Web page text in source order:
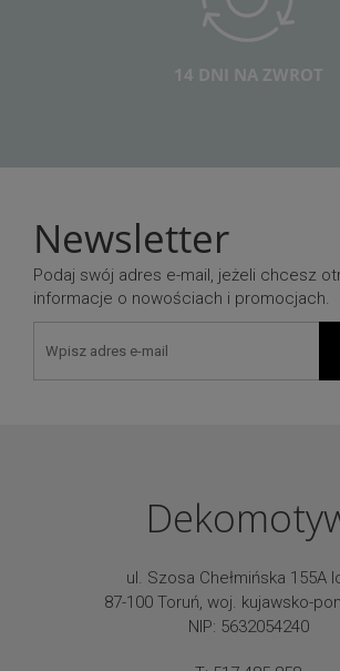
14 DNI NA ZWROT
Newsletter
Podaj swój adres e-mail, jeżeli chcesz
informacje o nowościach i promocjach.
ul. Szosa Chełmińska 155A
87-100 Toruń, woj. kujawsko-
NIP: 5632054240